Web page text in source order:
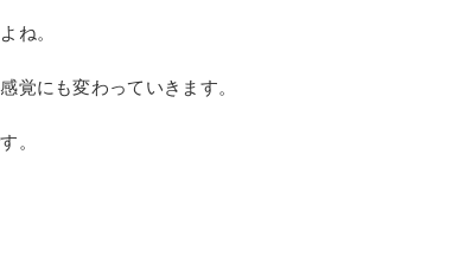
ね。
覚にも変わっていきます。
。